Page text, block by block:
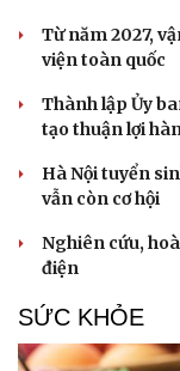
Từ năm 2027,
viện toàn quốc
Thành lập Ủy
tạo thuận lợi
Hà Nội tuyển
vẫn còn cơ hội
Nghiên cứu,
điện
SỨC KHỎE